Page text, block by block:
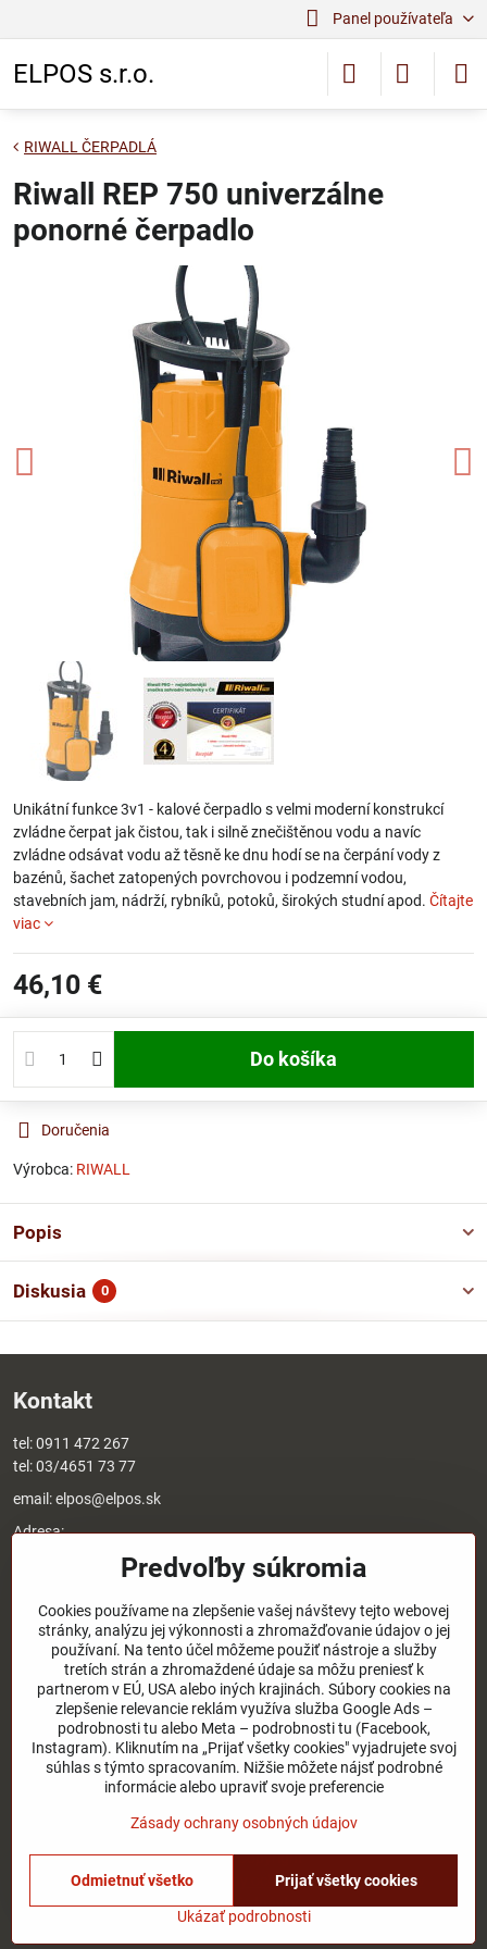
Panel používateľa
ELPOS s.r.o.
RIWALL ČERPADLÁ
Riwall REP 750 univerzálne
ponorné čerpadlo
Unikátní funkce 3v1 - kalové čerpadlo s velmi moderní konstrukcí
zvládne čerpat jak čistou, tak i silně znečištěnou vodu a navíc
zvládne odsávat vodu až těsně ke dnu hodí se na čerpání vody z
bazénů, šachet zatopených povrchovou i podzemní vodou,
stavebních jam, nádrží, rybníků, potoků, širokých studní apod. Čítajte
viac
46,10 €
Do košíka
Doručenia
Výrobca: RIWALL
Popis
Diskusia 0
Kontakt
tel:0911 472 267
tel:03/4651 73 77
email:elpos@elpos.sk
Adresa:
Štefánikova 1470/50c
Otváracie hodiny:
8:00 - 17:00 pondelok - piatok
8:00 - 12:00 sobota
Nedeľa - zatvorené
O nás
Užitočné odkazy
©2026Copyright
Predvoľby súkromia
Zásady ochrany osobných údajov
Stav objednávky
Vytvorené pomocou:BiznisWeb.sk
Predvoľby súkromia
Cookies používame na zlepšenie vašej návštevy tejto webovej
stránky, analýzu jej výkonnosti a zhromažďovanie údajov o jej
používaní. Na tento účel môžeme použiť nástroje a služby
tretích strán a zhromaždené údaje sa môžu preniesť k
partnerom v EÚ, USA alebo iných krajinách. Súbory cookies na
zlepšenie relevancie reklám využíva služba Google Ads –
podrobnosti tu alebo Meta – podrobnosti tu (Facebook,
Instagram). Kliknutím na „Prijať všetky cookies" vyjadrujete svoj
súhlas s týmto spracovaním. Nižšie môžete nájsť podrobné
informácie alebo upraviť svoje preferencie
Zásady ochrany osobných údajov
Ukázať podrobnosti
Prijať všetky cookies
Odmietnuť všetko